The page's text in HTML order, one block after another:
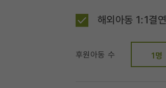
해외아동 1:1결연
후원아동 수 1명